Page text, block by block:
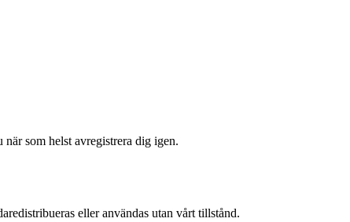
som helst avregistrera dig igen.
eller användas utan vårt tillstånd.